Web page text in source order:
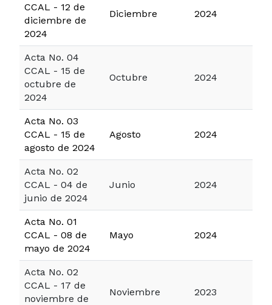
CCAL - 12 de
diciembre de
2024
Diciembre 2024
Acta No. 04
CCAL - 15 de
octubre de
2024
Octubre 2024
Acta No. 03
CCAL - 15 de
agosto de 2024
Agosto 2024
Acta No. 02
CCAL - 04 de
junio de 2024
Junio 2024
Acta No. 01
CCAL - 08 de
mayo de 2024
Mayo 2024
Acta No. 02
CCAL - 17 de
noviembre de
Noviembre 2023